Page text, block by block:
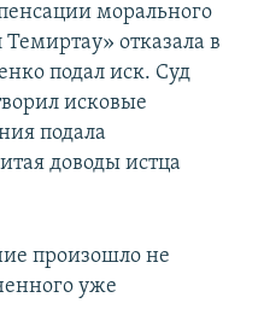
морального
отказала в
подал иск. Суд
исковые
подала
доводы истца
произошло не
уже